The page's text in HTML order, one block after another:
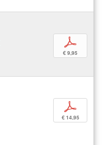
p
€ 9,95
p
€ 14,95